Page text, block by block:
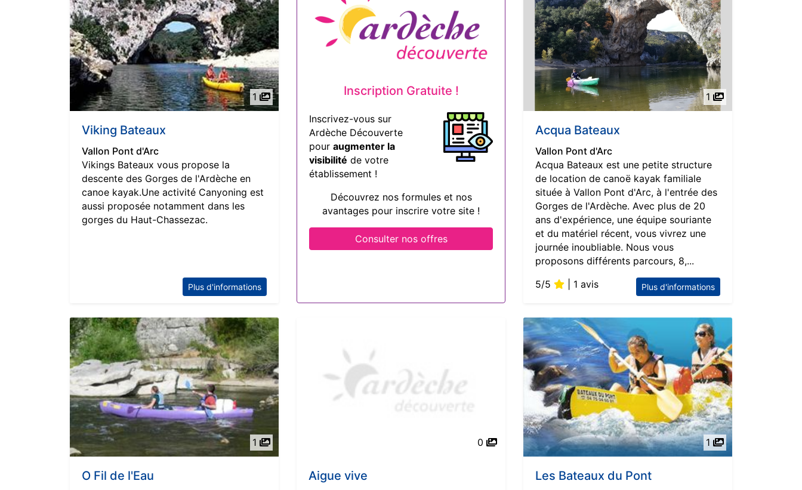
1
Viking Bateaux
Vallon Pont d'Arc
Vikings Bateaux vous propose la
descente des Gorges de l'Ardèche en
canoe kayak.Une activité Canyoning est
aussi proposée notamment dans les
gorges du Haut-Chassezac.
Plus d'informations
Inscription Gratuite !
Inscrivez-vous sur
Ardèche Découverte
pour augmenter la
visibilité de votre
établissement !
Découvrez nos formules et nos
avantages pour inscrire votre site !
Consulter nos offres
1
Acqua Bateaux
Vallon Pont d'Arc
Acqua Bateaux est une petite structure
de location de canoë kayak familiale
située à Vallon Pont d'Arc, à l'entrée des
Gorges de l'Ardèche. Avec plus de 20
ans d'expérience, une équipe souriante
et du matériel récent, vous vivrez une
journée inoubliable. Nous vous
proposons différents parcours, 8,...
5/5
| 1 avis Plus d'informations
1
O Fil de l'Eau
0
Aigue vive
1
Les Bateaux du Pont